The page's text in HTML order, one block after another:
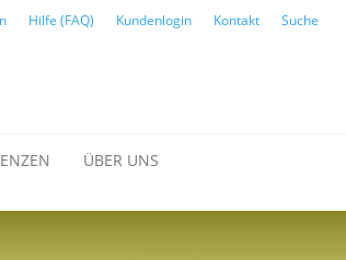
Hilfe (FAQ) Kundenlogin Kontakt Suche
ÜBER UNS